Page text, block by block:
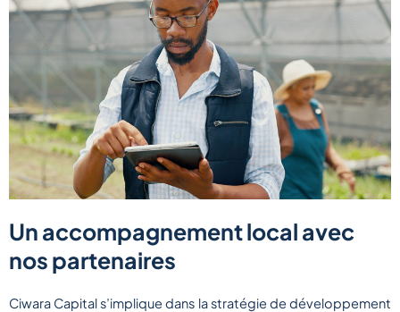
Un accompagnement local avec
nos partenaires
Ciwara Capital s’implique dans la stratégie de développement